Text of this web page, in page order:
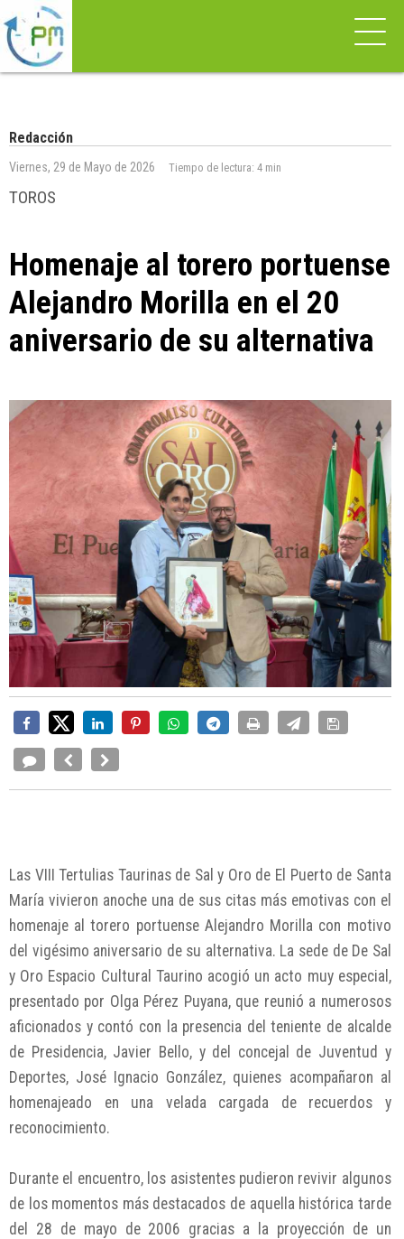
Redacción
Viernes, 29 de Mayo de 2026 Tiempo de lectura: 4 min
TOROS
Homenaje al torero portuense
Alejandro Morilla en el 20
aniversario de su alternativa
Las VIII Tertulias Taurinas de Sal y Oro de El Puerto de Santa
María vivieron anoche una de sus citas más emotivas con el
homenaje al torero portuense Alejandro Morilla con motivo
del vigésimo aniversario de su alternativa. La sede de De Sal
y Oro Espacio Cultural Taurino acogió un acto muy especial,
presentado por Olga Pérez Puyana, que reunió a numerosos
aficionados y contó con la presencia del teniente de alcalde
de Presidencia, Javier Bello, y del concejal de Juventud y
Deportes, José Ignacio González, quienes acompañaron al
homenajeado en una velada cargada de recuerdos y
reconocimiento.
Durante el encuentro, los asistentes pudieron revivir algunos
de los momentos más destacados de aquella histórica tarde
del 28 de mayo de 2006 gracias a la proyección de un